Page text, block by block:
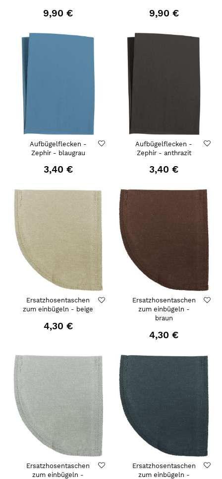
9,90 € 9,90 €
Aufbügelflecken -
Zephir - blaugrau
3,40 €
Aufbügelflecken -
Zephir - anthrazit
3,40 €
Ersatzhosentaschen
zum einbügeln - beige
4,30 €
Ersatzhosentaschen
zum einbügeln -
braun
4,30 €
Ersatzhosentaschen
zum einbügeln -
Ersatzhosentaschen
zum einbügeln -